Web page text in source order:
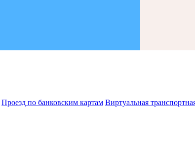
Проезд по банковским картам Виртуальная